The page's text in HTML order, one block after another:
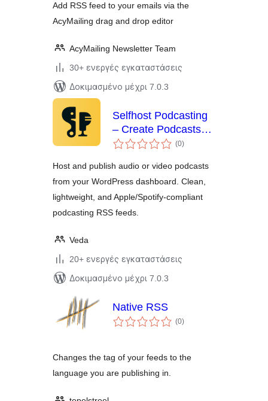
Add RSS feed to your emails via the
AcyMailing drag and drop editor
AcyMailing Newsletter Team
30+ ενεργές εγκαταστάσεις
Δοκιμασμένο μέχρι 7.0.3
Selfhost Podcasting
– Create Podcasts
Easily
(0αξιολογήσεις
σύνολο
)
Host and publish audio or video podcasts
from your WordPress dashboard. Clean,
lightweight, and Apple/Spotify-compliant
podcasting RSS feeds.
Veda
20+ ενεργές εγκαταστάσεις
Δοκιμασμένο μέχρι 7.0.3
Native RSS
(0αξιολογήσεις
σύνολο
)
Changes the tag of your feeds to the
language you are publishing in.